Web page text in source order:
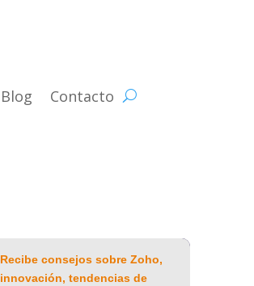
Blog Contacto
Recibe consejos sobre Zoho,
innovación, tendencias de